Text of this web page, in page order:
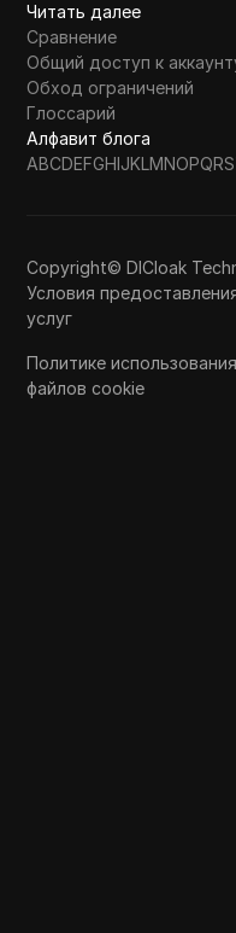
Читать далее
Сравнение
Общий доступ к
Обход ограничений
Глоссарий
Алфавит блога
ABCDEFGHIJKLMNOPQRS
Copyright© DICloak
Условия
услуг
Политике использования
файлов cookie